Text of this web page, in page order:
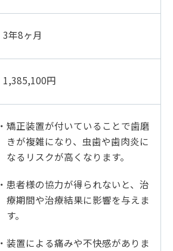
3年8ヶ月
1,385,100円
・矯正装置が付いていることで歯磨
きが複雑になり、虫歯や歯肉炎に
なるリスクが高くなります。
・患者様の協力が得られないと、治
療期間や治療結果に影響を与えま
す。
・装置による痛みや不快感がありま